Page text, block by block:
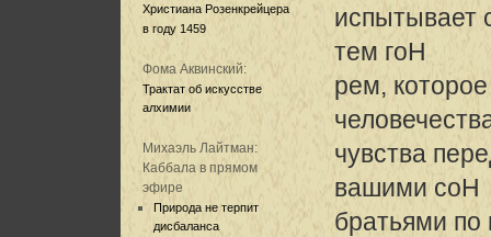
Христиана Розенкрейцера
в году 1459
Фома Аквинский:
Трактат об искусстве
алхимии
Михаэль Лайтман:
Каббала в прямом
эфире
Природа не терпит
дисбаланса
испытывает
тем гоH
рем,
чувства
вашими соH
братьями